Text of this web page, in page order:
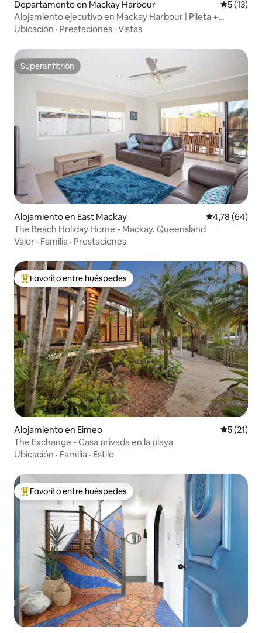
Departamento en Mackay Harbour
5 (13)
Alojamiento ejecutivo en Mackay Harbour | Pileta +
estacionamiento
Ubicación · Prestaciones · Vistas
Superanfitrión
Superanfitrión
Alojamiento en East Mackay Calificación
4,78 (64)
The Beach Holiday Home - Mackay, Queensland
Valor · Familia · Prestaciones
Favorito entre los huéspedes más destacados
Favorito entre huéspedes
Alojamiento en Eimeo
5 (21)
The Exchange - Casa privada en la playa
Ubicación · Familia · Estilo
Favorito entre los huéspedes más destacados
Favorito entre huéspedes